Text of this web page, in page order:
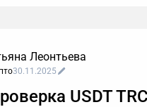
время, объясняя в
Леонтьева
30.11.2025
USDT